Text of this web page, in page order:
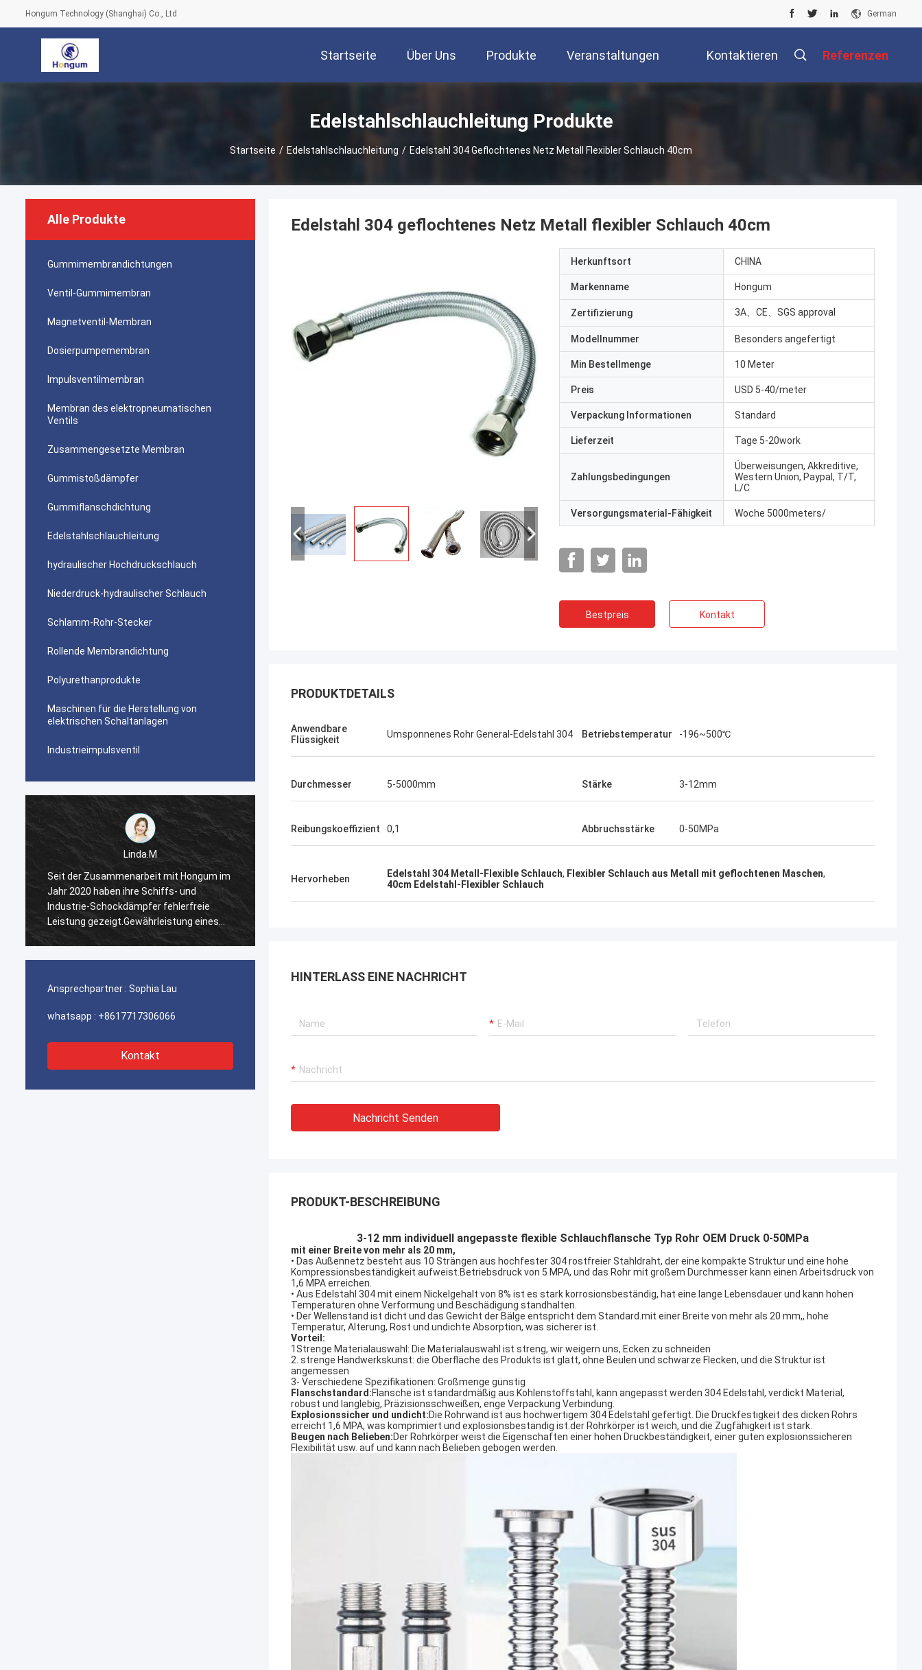
Hongum Technology (Shanghai) Co., Ltd German
Startseite Über Uns Produkte Veranstaltungen Kontaktieren Referenzen
Edelstahlschlauchleitung Produkte
Startseite / Edelstahlschlauchleitung / Edelstahl 304 Geflochtenes Netz Metall Flexibler Schlauch 40cm
Alle Produkte
Gummimembrandichtungen
Ventil-Gummimembran
Magnetventil-Membran
Dosierpumpemembran
Impulsventilmembran
Membran des elektropneumatischen
Ventils
Zusammengesetzte Membran
Gummistoßdämpfer
Gummiflanschdichtung
Edelstahlschlauchleitung
hydraulischer Hochdruckschlauch
Niederdruck-hydraulischer Schlauch
Schlamm-Rohr-Stecker
Rollende Membrandichtung
Polyurethanprodukte
Maschinen für die Herstellung von
elektrischen Schaltanlagen
Industrieimpulsventil
Linda.M
Seit der Zusammenarbeit mit Hongum im
Jahr 2020 haben ihre Schiffs- und
Industrie-Schockdämpfer fehlerfreie
Leistung gezeigt.Gewährleistung eines
ununterbrochenen Betriebs unserer
Seit der Zusammenarbeit mit Hongum im
Jahr 2020 haben ihre Schiffs- und
Ansprechpartner : Sophia Lau
whatsapp : +8617717306066
Kontakt
Edelstahl 304 geflochtenes Netz Metall flexibler Schlauch 40cm
Herkunftsort CHINA
Markenname Hongum
Zertifizierung 3A、CE、SGS approval
Modellnummer Besonders angefertigt
Min Bestellmenge 10 Meter
Preis USD 5-40/meter
Verpackung Informationen Standard
Lieferzeit Tage 5-20work
Zahlungsbedingungen
Überweisungen, Akkreditive,
Western Union, Paypal, T/T,
L/C
Versorgungsmaterial-Fähigkeit Woche 5000meters/
Bestpreis Kontakt
PRODUKTDETAILS
Anwendbare
Flüssigkeit
Umsponnenes Rohr General-Edelstahl 304 Betriebstemperatur -196~500℃
Durchmesser 5-5000mm Stärke 3-12mm
Reibungskoeffizient 0,1 Abbruchsstärke 0-50MPa
Hervorheben Edelstahl 304 Metall-Flexible Schlauch, Flexibler Schlauch aus Metall mit geflochtenen Maschen,
40cm Edelstahl-Flexibler Schlauch
HINTERLASS EINE NACHRICHT
Nachricht Senden
PRODUKT-BESCHREIBUNG
3-12 mm individuell angepasste flexible Schlauchflansche Typ Rohr OEM Druck 0-50MPa
mit einer Breite von mehr als 20 mm,
• Das Außennetz besteht aus 10 Strängen aus hochfester 304 rostfreier Stahldraht, der eine kompakte Struktur und eine hohe
Kompressionsbeständigkeit aufweist.Betriebsdruck von 5 MPA, und das Rohr mit großem Durchmesser kann einen Arbeitsdruck von
1,6 MPA erreichen.
• Aus Edelstahl 304 mit einem Nickelgehalt von 8% ist es stark korrosionsbeständig, hat eine lange Lebensdauer und kann hohen
Temperaturen ohne Verformung und Beschädigung standhalten.
• Der Wellenstand ist dicht und das Gewicht der Bälge entspricht dem Standard.mit einer Breite von mehr als 20 mm,, hohe
Temperatur, Alterung, Rost und undichte Absorption, was sicherer ist.
Vorteil:
1Strenge Materialauswahl: Die Materialauswahl ist streng, wir weigern uns, Ecken zu schneiden
2. strenge Handwerkskunst: die Oberfläche des Produkts ist glatt, ohne Beulen und schwarze Flecken, und die Struktur ist
angemessen
3- Verschiedene Spezifikationen: Großmenge günstig
Flanschstandard:Flansche ist standardmäßig aus Kohlenstoffstahl, kann angepasst werden 304 Edelstahl, verdickt Material,
robust und langlebig, Präzisionsschweißen, enge Verpackung Verbindung.
Explosionssicher und undicht:Die Rohrwand ist aus hochwertigem 304 Edelstahl gefertigt. Die Druckfestigkeit des dicken Rohrs
erreicht 1,6 MPA, was komprimiert und explosionsbeständig ist.der Rohrkörper ist weich, und die Zugfähigkeit ist stark.
Beugen nach Belieben:Der Rohrkörper weist die Eigenschaften einer hohen Druckbeständigkeit, einer guten explosionssicheren
Flexibilität usw. auf und kann nach Belieben gebogen werden.